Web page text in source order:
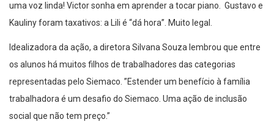
uma voz linda! Victor sonha em aprender a tocar piano. Gustavo e
Kauliny foram taxativos: a Lili é “dá hora”. Muito legal.
Idealizadora da ação, a diretora Silvana Souza lembrou que entre
os alunos há muitos filhos de trabalhadores das categorias
representadas pelo Siemaco. ”Estender um benefício à família
trabalhadora é um desafio do Siemaco. Uma ação de inclusão
social que não tem preço.”